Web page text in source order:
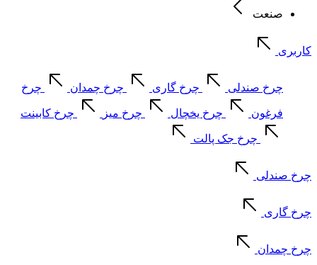
صنعت
کاربری
چرخ صندلی چرخ گاری چرخ چمدان چرخ
فرغون چرخ یخچال چرخ میز چرخ کابینت
چرخ جک پالت
چرخ صندلی
چرخ گاری
چرخ چمدان